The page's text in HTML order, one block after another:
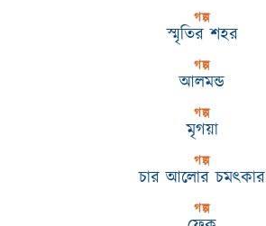
গল্প
স্মৃতির শহর
গল্প
আলমন্ড
গল্প
মৃগয়া
গল্প
চার আলোর চমৎকার
গল্প